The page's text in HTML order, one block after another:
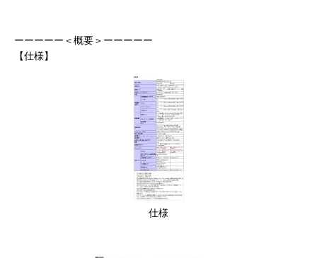
ーーーーー＜概要＞ーーーーー
【仕様】
仕様